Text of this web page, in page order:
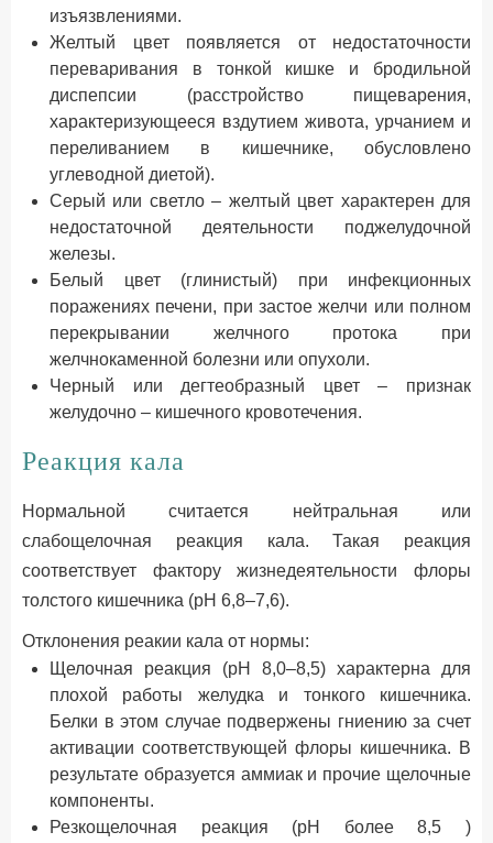
изъязвлениями.
Желтый цвет появляется от недостаточности
переваривания в тонкой кишке и бродильной
диспепсии (расстройство пищеварения,
характеризующееся вздутием живота, урчанием и
переливанием в кишечнике, обусловлено
углеводной диетой).
Серый или светло – желтый цвет характерен для
недостаточной деятельности поджелудочной
железы.
Белый цвет (глинистый) при инфекционных
поражениях печени, при застое желчи или полном
перекрывании желчного протока при
желчнокаменной болезни или опухоли.
Черный или дегтеобразный цвет – признак
желудочно – кишечного кровотечения.
Реакция кала
Нормальной считается нейтральная или
слабощелочная реакция кала. Такая реакция
соответствует фактору жизнедеятельности флоры
толстого кишечника (рН 6,8–7,6).
Отклонения реакии кала от нормы:
Щелочная реакция (рН 8,0–8,5) характерна для
плохой работы желудка и тонкого кишечника.
Белки в этом случае подвержены гниению за счет
активации соответствующей флоры кишечника. В
результате образуется аммиак и прочие щелочные
компоненты.
Резкощелочная реакция (рН более 8,5 )